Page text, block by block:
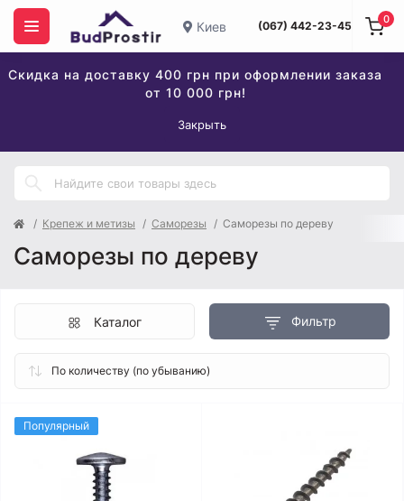
Киев (067) 442-23-45
Скидка на доставку 400 грн при оформлении заказа
от 10 000 грн!
Закрыть
0
Крепеж и метизы Саморезы Саморезы по дереву
Саморезы по дереву
Фильтр
Каталог
Популярный